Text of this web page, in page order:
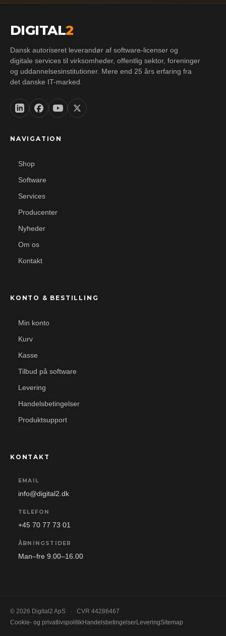
DIGITAL2
Dansk autoriseret leverandør af software-licenser og
digitale services til virksomheder, offentlig sektor, foreninger
og uddannelsesinstitutioner. Mere end 25 års erfaring fra
det danske IT-marked.
NAVIGATION
Shop
Software
Services
Producenter
Nyheder
Om os
Kontakt
KONTO & BESTILLING
Min konto
Kurv
Kasse
Tilbud på software
Levering
Handelsbetingelser
Produktsupport
KONTAKT
EMAIL
info@digital2.dk
TELEFON
+45 70 77 73 01
ÅBNINGSTIDER
Man–fre 9.00–16.00
© 2026 Digital2 ApS ·
CVR 44286467
Cookie- og privatlivspolitikHandelsbetingelserLeveringSitemap